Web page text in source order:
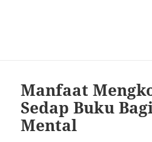
Manfaat
Sedap Buku
Mental